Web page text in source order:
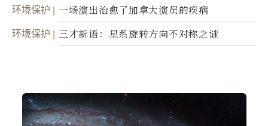
礎設施
环境保护 一场演出治愈了加拿大演员的疾病
环境保护 三才新语：星系旋转方向不对称之谜